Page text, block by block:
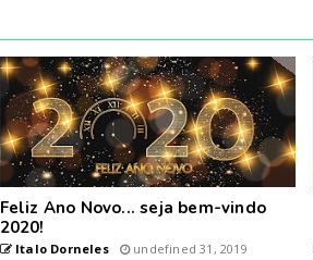
Feliz Ano Novo... seja bem-vindo
2020!
Italo Dorneles undefined 31, 2019